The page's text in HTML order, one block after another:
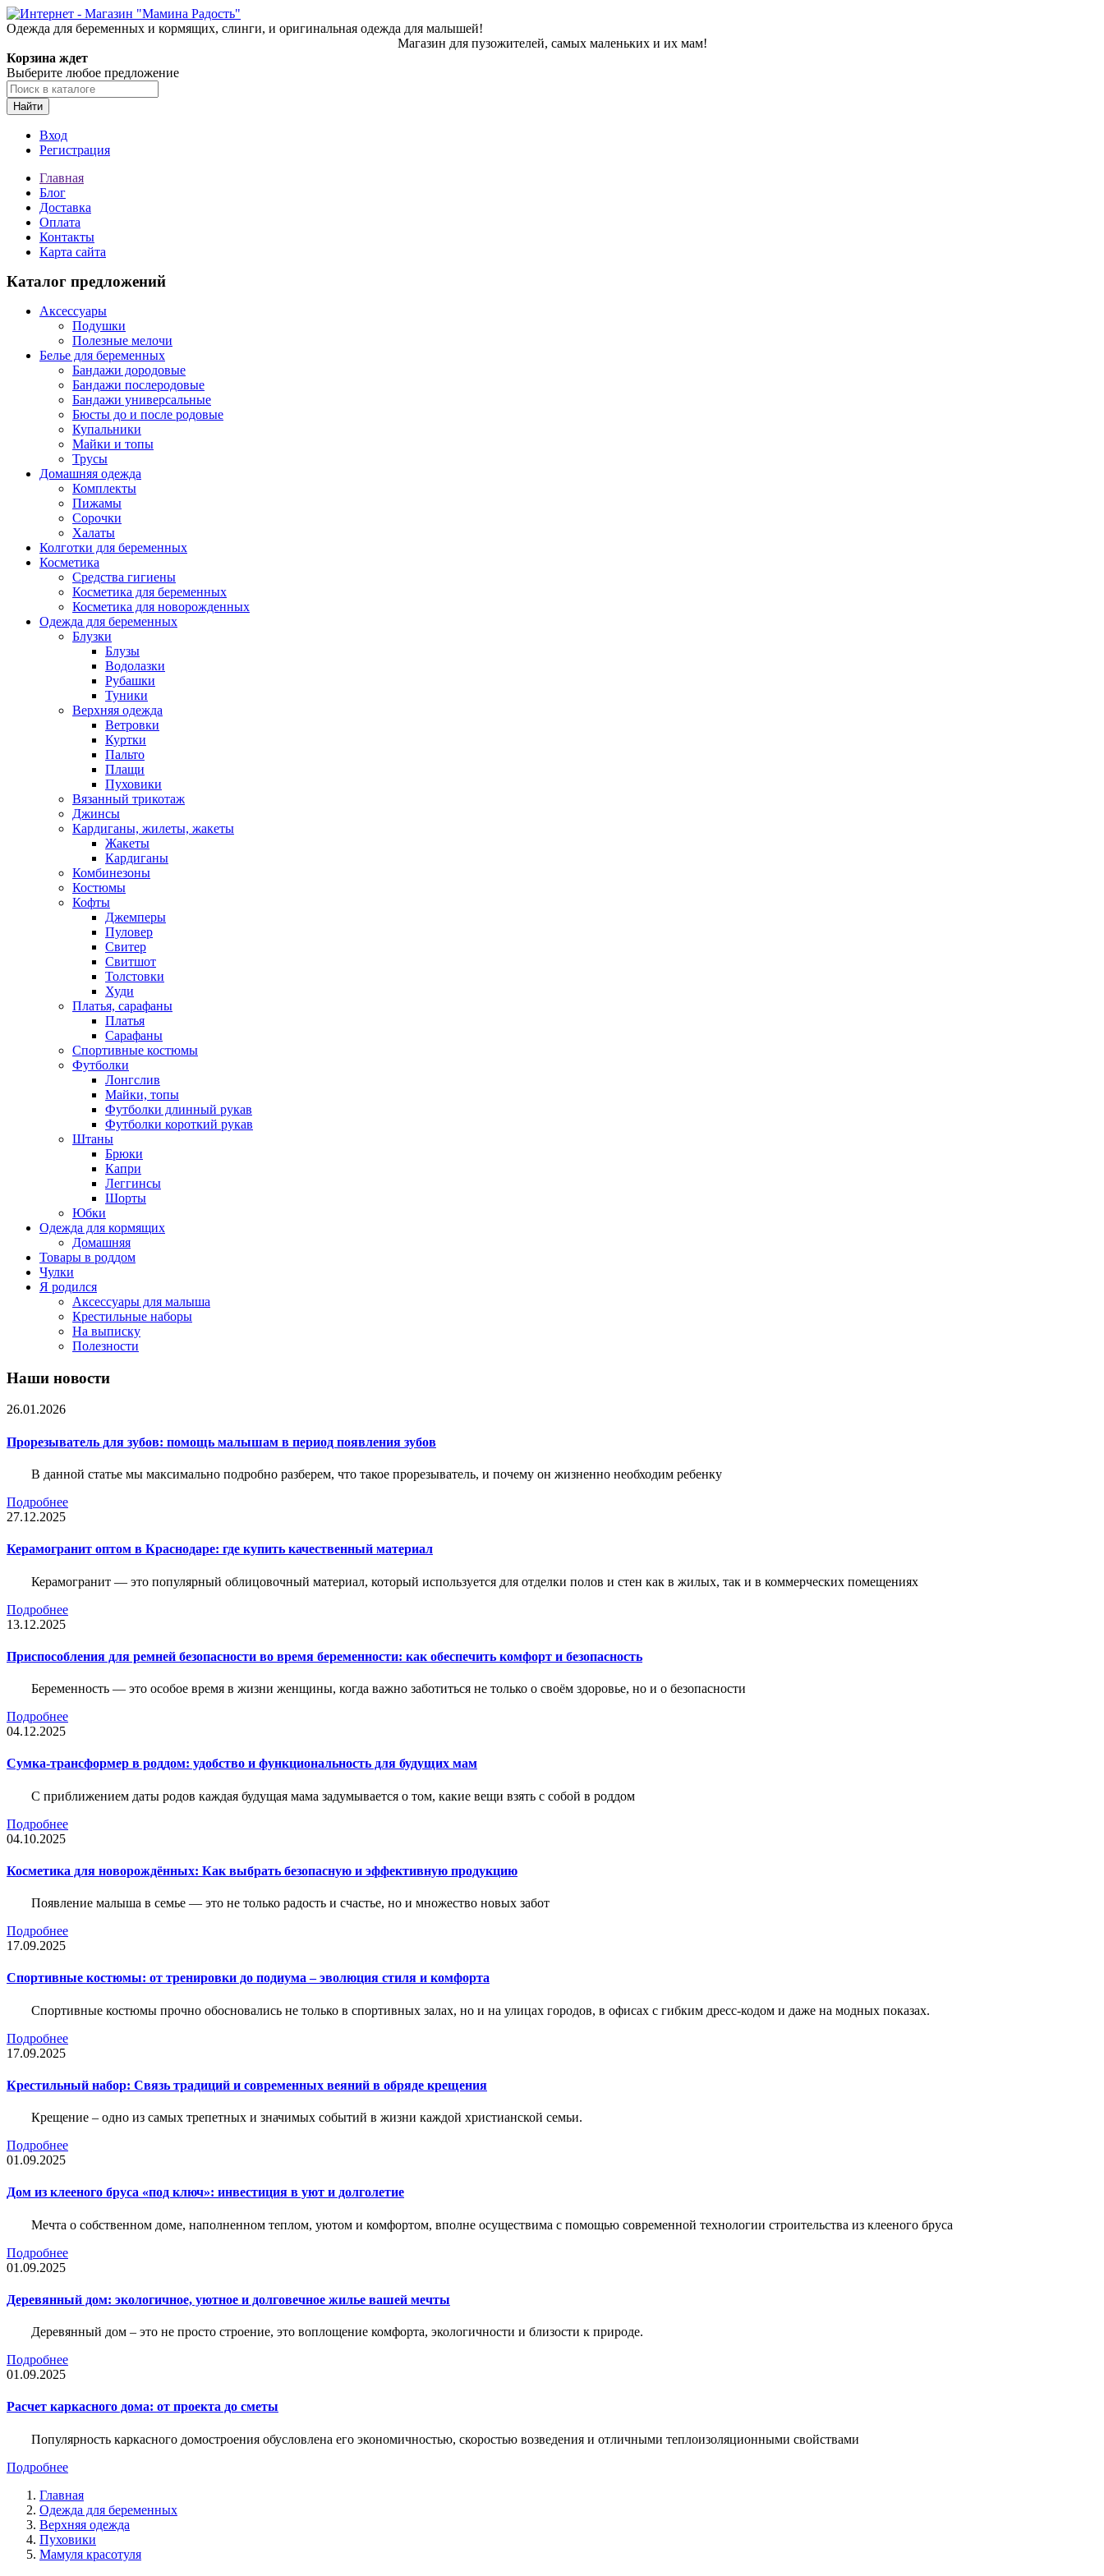
Одежда для беременных и кормящих, слинги, и оригинальная одежда для малышей!
Магазин для пузожителей, самых маленьких и их мам!
Корзина ждет
Выберите любое предложение
Найти
Вход
Регистрация
Главная
Блог
Доставка
Оплата
Контакты
Карта сайта
Каталог предложений
Аксессуары
Подушки
Полезные мелочи
Белье для беременных
Бандажи дородовые
Бандажи послеродовые
Бандажи универсальные
Бюсты до и после родовые
Купальники
Майки и топы
Трусы
Домашняя одежда
Комплекты
Пижамы
Сорочки
Халаты
Колготки для беременных
Косметика
Cредства гигиены
Косметика для беременных
Косметика для новорожденных
Одежда для беременных
Блузки
Блузы
Водолазки
Рубашки
Туники
Верхняя одежда
Ветровки
Куртки
Пальто
Плащи
Пуховики
Вязанный трикотаж
Джинсы
Кардиганы, жилеты, жакеты
Жакеты
Кардиганы
Комбинезоны
Костюмы
Кофты
Джемперы
Пуловер
Свитер
Свитшот
Толстовки
Худи
Платья, сарафаны
Платья
Сарафаны
Спортивные костюмы
Футболки
Лонгслив
Майки, топы
Футболки длинный рукав
Футболки короткий рукав
Штаны
Брюки
Капри
Леггинсы
Шорты
Юбки
Одежда для кормящих
Домашняя
Товары в роддом
Чулки
Я родился
Аксессуары для малыша
Крестильные наборы
На выписку
Полезности
Наши новости
26.01.2026
Прорезыватель для зубов: помощь малышам в период появления зубов
В данной статье мы максимально подробно разберем, что такое прорезыватель, и почему он жизненно необходим ребенку
Подробнее
27.12.2025
Керамогранит оптом в Краснодаре: где купить качественный материал
Керамогранит — это популярный облицовочный материал, который используется для отделки полов и стен как в жилых, так и в коммерческих помещениях
Подробнее
13.12.2025
Приспособления для ремней безопасности во время беременности: как обеспечить комфорт и безопасность
Беременность — это особое время в жизни женщины, когда важно заботиться не только о своём здоровье, но и о безопасности
Подробнее
04.12.2025
Сумка-трансформер в роддом: удобство и функциональность для будущих мам
С приближением даты родов каждая будущая мама задумывается о том, какие вещи взять с собой в роддом
Подробнее
04.10.2025
Косметика для новорождённых: Как выбрать безопасную и эффективную продукцию
Появление малыша в семье — это не только радость и счастье, но и множество новых забот
Подробнее
17.09.2025
Спортивные костюмы: от тренировки до подиума – эволюция стиля и комфорта
Спортивные костюмы прочно обосновались не только в спортивных залах, но и на улицах городов, в офисах с гибким дресс-кодом и даже на модных показах.
Подробнее
17.09.2025
Крестильный набор: Связь традиций и современных веяний в обряде крещения
Крещение – одно из самых трепетных и значимых событий в жизни каждой христианской семьи.
Подробнее
01.09.2025
Дом из клееного бруса «под ключ»: инвестиция в уют и долголетие
Мечта о собственном доме, наполненном теплом, уютом и комфортом, вполне осуществима с помощью современной технологии строительства из клееного бруса
Подробнее
01.09.2025
Деревянный дом: экологичное, уютное и долговечное жилье вашей мечты
Деревянный дом – это не просто строение, это воплощение комфорта, экологичности и близости к природе.
Подробнее
01.09.2025
Расчет каркасного дома: от проекта до сметы
Популярность каркасного домостроения обусловлена его экономичностью, скоростью возведения и отличными теплоизоляционными свойствами
Подробнее
Главная
Одежда для беременных
Верхняя одежда
Пуховики
Мамуля красотуля